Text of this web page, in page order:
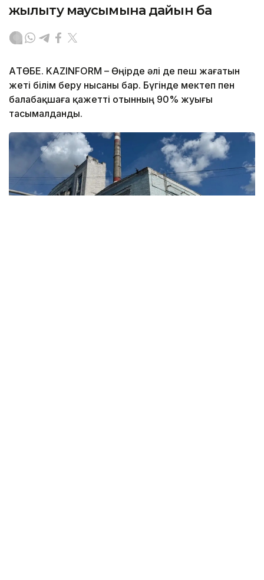
жылыту маусымына дайын ба
АҚТӨБЕ. KAZINFORM – Өңірде әлі де пеш жағатын
жеті білім беру нысаны бар. Бүгінде мектеп пен
балабақшаға қажетті отынның 90% жуығы
тасымалданды.